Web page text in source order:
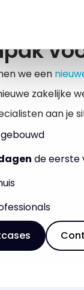
we een
zakelijke
aan je
de eerste